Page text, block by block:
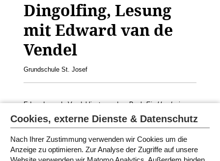
Dingolfing, Lesung
mit Edward van de
Vendel
Grundschule St. Josef
Edward van de Vendel liest aus dem BuchEin Hund wie
Geeignet für die 2.-4. Klasse
Cookies, externe Dienste & Datenschutz
Nach Ihrer Zustimmung verwenden wir Cookies um die
Anzeige zu optimieren. Zur Analyse der Zugriffe auf unsere